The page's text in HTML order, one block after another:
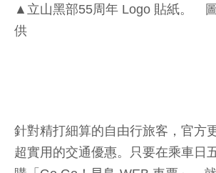
▲立山黑部55周年 Logo 貼紙。
供
針對精打細算的自由行旅客，官方
超實用的交通優惠。只要在乘車日